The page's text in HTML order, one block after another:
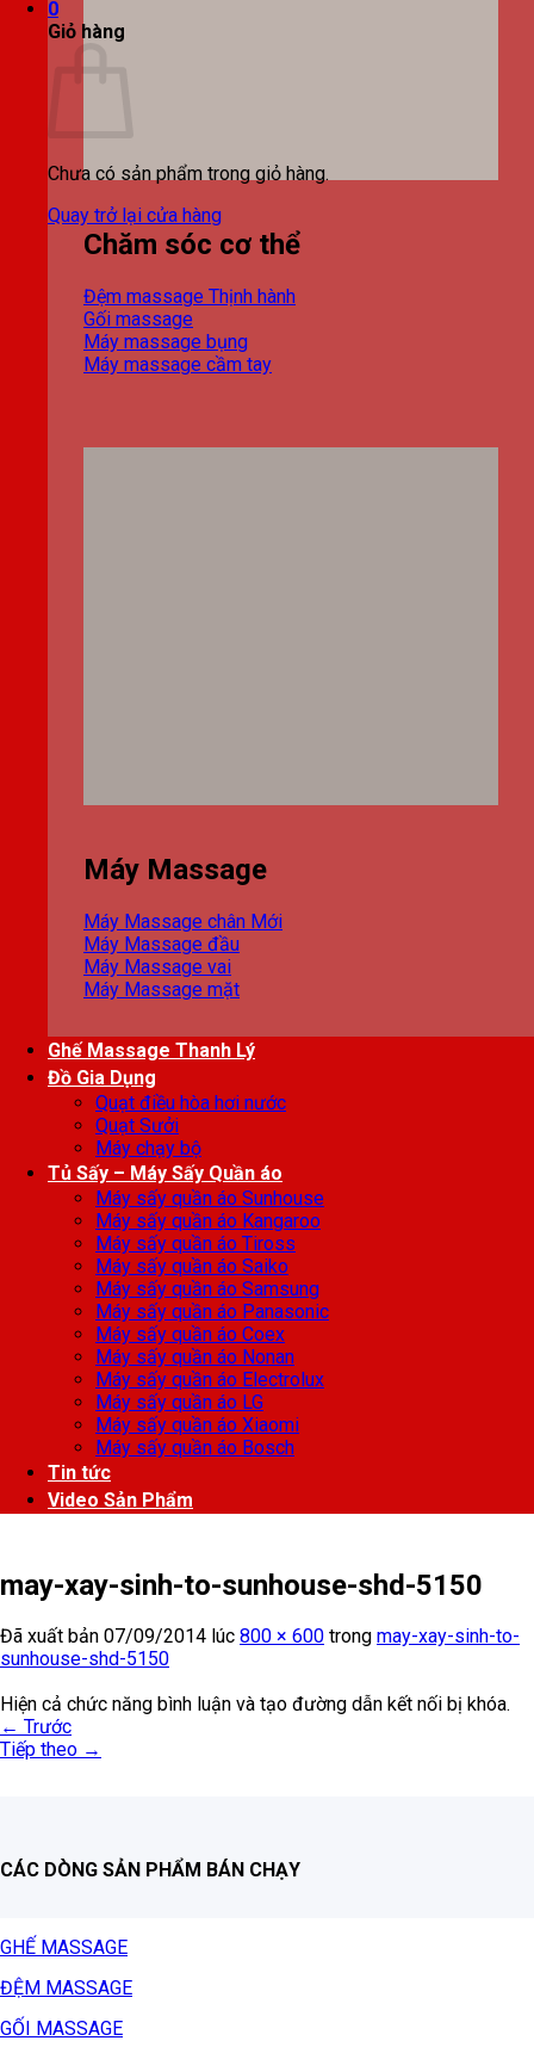
0
Giỏ hàng
Chưa có sản phẩm trong giỏ hàng.
Quay trở lại cửa hàng
Chăm sóc cơ thể
Đệm massage
Gối massage
Máy massage bụng
Máy massage cầm tay
Máy Massage
Máy Massage chân
Máy Massage đầu
Máy Massage vai
Máy Massage mặt
Ghế Massage Thanh Lý
Đồ Gia Dụng
Quạt điều hòa hơi nước
Quạt Sưởi
Máy chạy bộ
Tủ Sấy – Máy Sấy Quần áo
Máy sấy quần áo Sunhouse
Máy sấy quần áo Kangaroo
Máy sấy quần áo Tiross
Máy sấy quần áo Saiko
Máy sấy quần áo Samsung
Máy sấy quần áo Panasonic
Máy sấy quần áo Coex
Máy sấy quần áo Nonan
Máy sấy quần áo Electrolux
Máy sấy quần áo LG
Máy sấy quần áo Xiaomi
Máy sấy quần áo Bosch
Tin tức
Video Sản Phẩm
may-xay-sinh-to-sunhouse-shd-5150
Đã xuất bản 07/09/2014 lúc 800 × 600 trong may-xay-sinh-to-
sunhouse-shd-5150
Hiện cả chức năng bình luận và tạo đường dẫn kết nối bị khóa.
← Trước
Tiếp theo →
CÁC DÒNG SẢN PHẨM BÁN CHẠY
GHẾ MASSAGE
ĐỆM MASSAGE
GỐI MASSAGE